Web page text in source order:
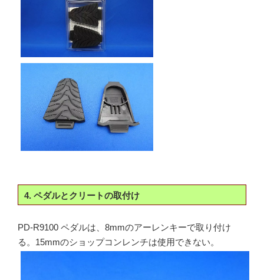
4. ペダルとクリートの取付け
PD-R9100 ペダルは、8mmのアーレンキーで取り付け
る。15mmのショップコンレンチは使用できない。